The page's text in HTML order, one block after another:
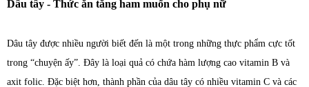
Dâu tây - Thức ăn tăng ham muốn cho phụ nữ
Dâu tây được nhiều người biết đến là một trong những thực phẩm cực tốt
trong “chuyện ấy”. Đây là loại quả có chứa hàm lượng cao vitamin B và
axit folic. Đặc biệt hơn, thành phần của dâu tây có nhiều vitamin C và các